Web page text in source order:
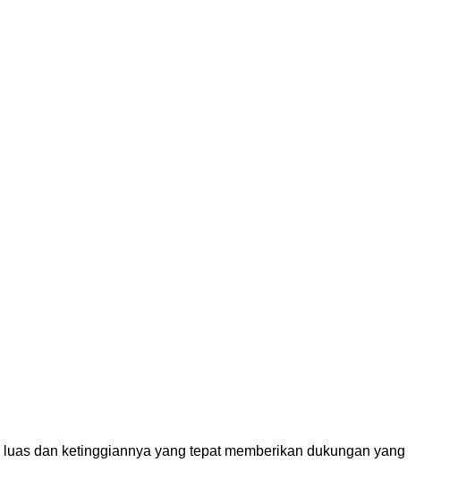
dan ketinggiannya yang tepat memberikan dukungan yang